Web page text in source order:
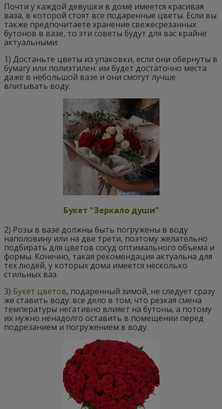
Почти у каждой девушки в доме имеется красивая
ваза, в которой стоят все подаренные цветы. Если вы
также предпочитаете хранение свежесрезанных
бутонов в вазе, то эти советы будут для вас крайне
актуальными:
1) Достаньте цветы из упаковки, если они обернуты в
бумагу или полиэтилен: им будет достаточно места
даже в небольшой вазе и они смогут лучше
впитывать воду.
Букет "Зеркало души"
2) Розы в вазе должны быть погружены в воду
наполовину или на две трети, поэтому желательно
подбирать для цветов сосуд оптимального объема и
формы. Конечно, такая рекомендация актуальна для
тех людей, у которых дома имеется несколько
стильных ваз.
3) Букет цветов, подаренный зимой, не следует сразу
же ставить воду: все дело в том, что резкая смена
температуры негативно влияет на бутоны, а потому
их нужно ненадолго оставить в помещении перед
подрезанием и погружением в воду.